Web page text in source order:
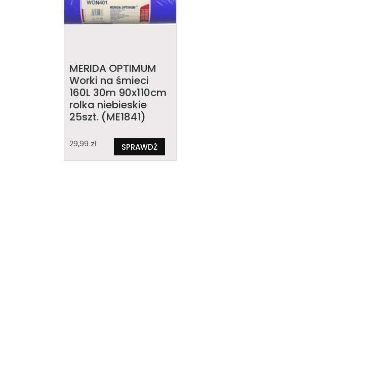
MERIDA OPTIMUM
Worki na śmieci
160L 30m 90x110cm
rolka niebieskie
25szt. (ME1841)
29,99 zł SPRAWDŹ